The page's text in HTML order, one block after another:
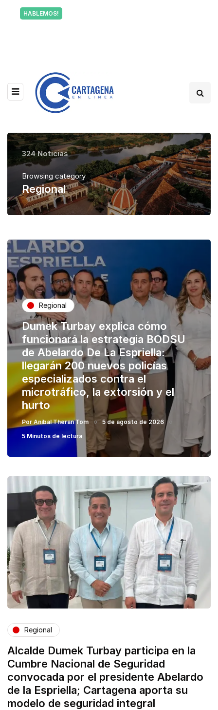
HABLEMOS!
324 Noticias
Browsing category
Regional
Regional
Dumek Turbay explica cómo
funcionará la estrategia BODSU
de Abelardo De La Espriella:
llegarán 200 nuevos policías
especializados contra el
microtráfico, la extorsión y el
hurto
Por Anibal Theran Tom
5 de agosto de 2026
5 Minutos de lectura
Regional
Alcalde Dumek Turbay participa en la
Cumbre Nacional de Seguridad
convocada por el presidente Abelardo
de la Espriella; Cartagena aporta su
modelo de seguridad integral